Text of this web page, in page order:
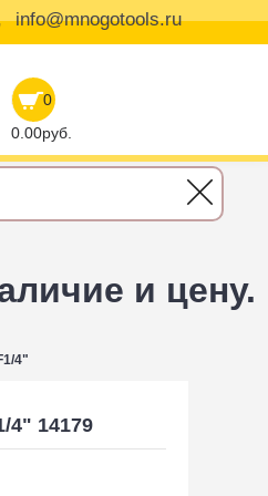
info@mnogotools.ru
0
0.00руб.
и цену.
4"
4" 14179